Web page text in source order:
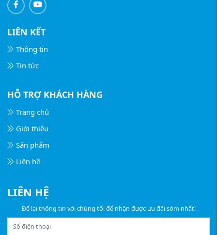
LIÊN KẾT
Thông tin
Tin tức
HỖ TRỢ KHÁCH HÀNG
Trang chủ
Giới thiệu
Sản phẩm
Liên hệ
LIÊN HỆ
Để lại thông tin với chúng tối để nhận được ưu đãi sớm nhất!